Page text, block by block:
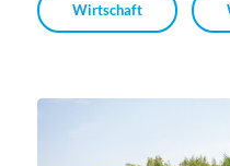
Wirtschaft